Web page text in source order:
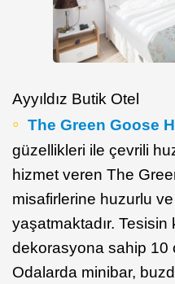
Ayyıldız Butik Otel
The Green Goose
güzellikleri ile çevrili
hizmet veren The
misafirlerine huzurlu
yaşatmaktadır. Tesisin
dekorasyona sahip 10
Odalarda minibar,